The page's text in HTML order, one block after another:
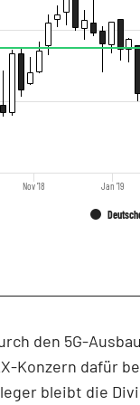
Jan '19
Nov '18
den 5G-
Konzern dafür
bleibt die